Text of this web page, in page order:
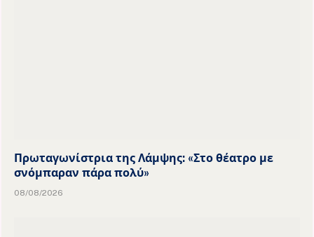
Πρωταγωνίστρια της Λάμψης: «Στο θέατρο με
σνόμπαραν πάρα πολύ»
08/08/2026